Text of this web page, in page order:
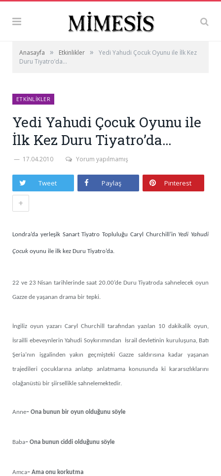
Anasayfa » Etkinlikler »
Yedi Yahudi Çocuk Oyunu ile İlk Kez
Duru Tiyatro’da…
ETKINLIKLER
Yedi Yahudi Çocuk Oyunu ile
İlk Kez Duru Tiyatro’da…
17.04.2010 Yorum yapılmamış
Tweet Paylaş Pinterest
+
Londra’da yerleşik Sanart Tiyatro Topluluğu Caryl Churchill’in Yedi Yahudi
Çocuk oyunu ile ilk kez Duru Tiyatro’da.
22 ve 23 Nisan tarihlerinde saat 20.00’de Duru Tiyatroda sahnelecek oyun
Gazze de yaşanan drama bir tepki.
İngiliz oyun yazarı Caryl Churchill tarafından yazılan 10 dakikalik oyun,
İsrailli ebeveynlerin Yahudi Soykırımından İsrail devletinin kuruluşuna, Batı
Şeria’nın işgalinden yakın geçmişteki Gazze saldırısına kadar yaşanan
trajedileri çocuklarına anlatıp anlatmama konusunda ki kararsızlıklarını
olağanüstü bir şiirsellikle sahnelemektedir.
Anne– Ona bunun bir oyun olduğunu söyle
Baba– Ona bunun ciddi olduğunu söyle
Amca– Ama onu korkutma